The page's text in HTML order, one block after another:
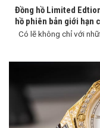
Đồng hồ Limited
hồ phiên bản giới hạn
Có lẽ không chỉ với